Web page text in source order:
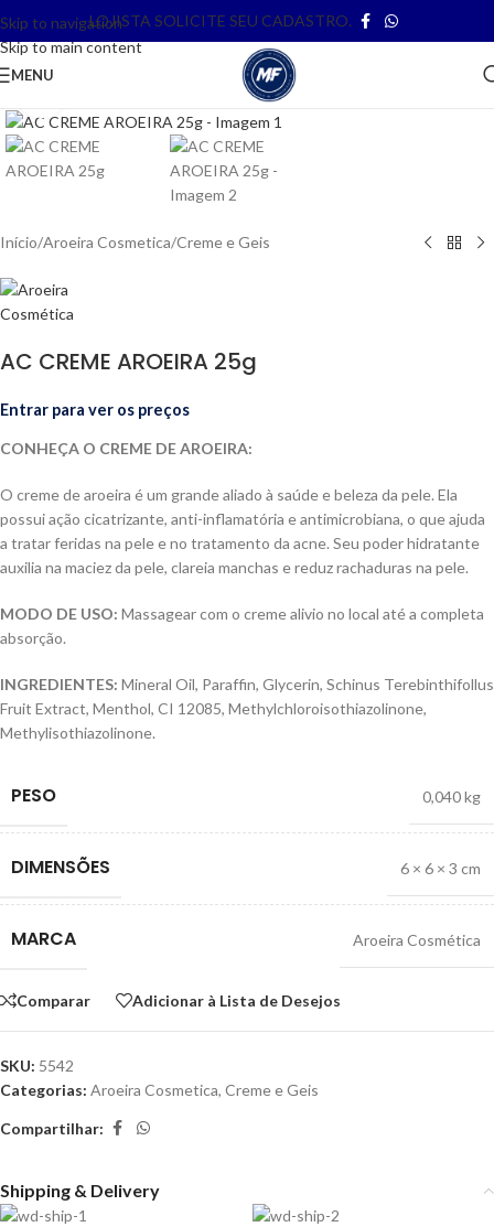
Skip to navigation
Skip to main content
LOJISTA SOLICITE SEU CADASTRO.
MENU
Início/Aroeira Cosmetica/Creme e Geis
AC CREME AROEIRA 25g
Entrar para ver os preços
CONHEÇA O CREME DE AROEIRA:
O creme de aroeira é um grande aliado à saúde e beleza da pele. Ela
possui ação cicatrizante, anti-inflamatória e antimicrobiana, o que ajuda
a tratar feridas na pele e no tratamento da acne. Seu poder hidratante
auxilia na maciez da pele, clareia manchas e reduz rachaduras na pele.
MODO DE USO: Massagear com o creme alivio no local até a completa
absorção.
INGREDIENTES: Mineral Oil, Paraffin, Glycerin, Schinus Terebinthifollus
Fruit Extract, Menthol, CI 12085, Methylchloroisothiazolinone,
Methylisothiazolinone.
PESO 0,040 kg
DIMENSÕES 6 × 6 × 3 cm
MARCA Aroeira Cosmética
Comparar Adicionar à Lista de Desejos
SKU: 5542
Categorias: Aroeira Cosmetica, Creme e Geis
Compartilhar:
Shipping & Delivery